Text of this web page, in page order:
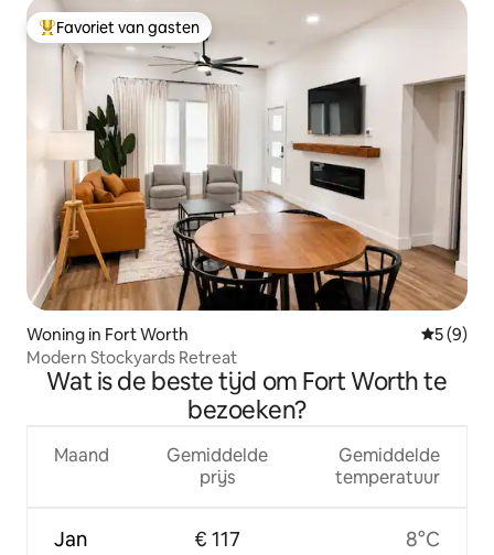
Topfavoriet van gasten
Favoriet van gasten
Woning in Fort Worth
5 (9)
Modern Stockyards Retreat
Wat is de beste tijd om Fort Worth te
bezoeken?
Maand
Jan
Gemiddelde
prijs
€ 117
Gemiddelde
temperatuur
8°C